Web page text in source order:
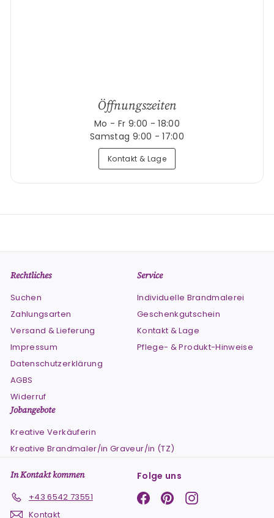
Öffnungszeiten
Mo - Fr 9:00 - 18:00
Samstag 9:00 - 17:00
Kontakt & Lage
Rechtliches
Suchen
Zahlungsarten
Versand & Lieferung
Impressum
Datenschutzerklärung
AGBS
Widerruf
Service
Individuelle Brandmalerei
Geschenkgutschein
Kontakt & Lage
Pflege- & Produkt-Hinweise
Jobangebote
Kreative Verkäuferin
Kreative Brandmaler/in Graveur/in (TZ)
In Kontakt kommen
+43 6542 73551
Kontakt
Folge uns
Facebook
PinterestInstagram